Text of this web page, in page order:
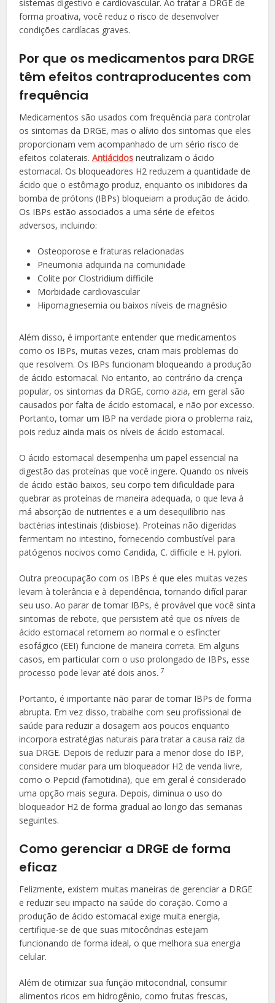
sistemas digestivo e cardiovascular. Ao tratar a DRGE de
forma proativa, você reduz o risco de desenvolver
condições cardíacas graves.
Por que os medicamentos para DRGE
têm efeitos contraproducentes com
frequência
Medicamentos são usados com frequência para controlar
os sintomas da DRGE, mas o alívio dos sintomas que eles
proporcionam vem acompanhado de um sério risco de
efeitos colaterais.Antiácidos neutralizam o ácido
estomacal. Os bloqueadores H2 reduzem a quantidade de
ácido que o estômago produz, enquanto os inibidores da
bomba de prótons (IBPs) bloqueiam a produção de ácido.
Os IBPs estão associados a uma série de efeitos
adversos, incluindo:
Osteoporose e fraturas relacionadas
Pneumonia adquirida na comunidade
Colite por Clostridium difficile
Morbidade cardiovascular
Hipomagnesemia ou baixos níveis de magnésio
Além disso, é importante entender que medicamentos
como os IBPs, muitas vezes, criam mais problemas do
que resolvem. Os IBPs funcionam bloqueando a produção
de ácido estomacal. No entanto, ao contrário da crença
popular, os sintomas da DRGE, como azia, em geral são
causados por falta de ácido estomacal, e não por excesso.
Portanto, tomar um IBP na verdade piora o problema raiz,
pois reduz ainda mais os níveis de ácido estomacal.
O ácido estomacal desempenha um papel essencial na
digestão das proteínas que você ingere. Quando os níveis
de ácido estão baixos, seu corpo tem dificuldade para
quebrar as proteínas de maneira adequada, o que leva à
má absorção de nutrientes e a um desequilíbrio nas
bactérias intestinais (disbiose). Proteínas não digeridas
fermentam no intestino, fornecendo combustível para
patógenos nocivos como Candida, C. difficile e H. pylori.
Outra preocupação com os IBPs é que eles muitas vezes
levam à tolerância e à dependência, tornando difícil parar
seu uso. Ao parar de tomar IBPs, é provável que você sinta
sintomas de rebote, que persistem até que os níveis de
ácido estomacal retornem ao normal e o esfíncter
esofágico (EEI) funcione de maneira correta. Em alguns
casos, em particular com o uso prolongado de IBPs, esse
processo pode levar até dois anos. 7
Portanto, é importante não parar de tomar IBPs de forma
abrupta. Em vez disso, trabalhe com seu profissional de
saúde para reduzir a dosagem aos poucos enquanto
incorpora estratégias naturais para tratar a causa raiz da
sua DRGE. Depois de reduzir para a menor dose do IBP,
considere mudar para um bloqueador H2 de venda livre,
como o Pepcid (famotidina), que em geral é considerado
uma opção mais segura. Depois, diminua o uso do
bloqueador H2 de forma gradual ao longo das semanas
seguintes.
Como gerenciar a DRGE de forma
eficaz
Felizmente, existem muitas maneiras de gerenciar a DRGE
e reduzir seu impacto na saúde do coração. Como a
produção de ácido estomacal exige muita energia,
certifique-se de que suas mitocôndrias estejam
funcionando de forma ideal, o que melhora sua energia
celular.
Além de otimizar sua função mitocondrial, consumir
alimentos ricos em hidrogênio, como frutas frescas,